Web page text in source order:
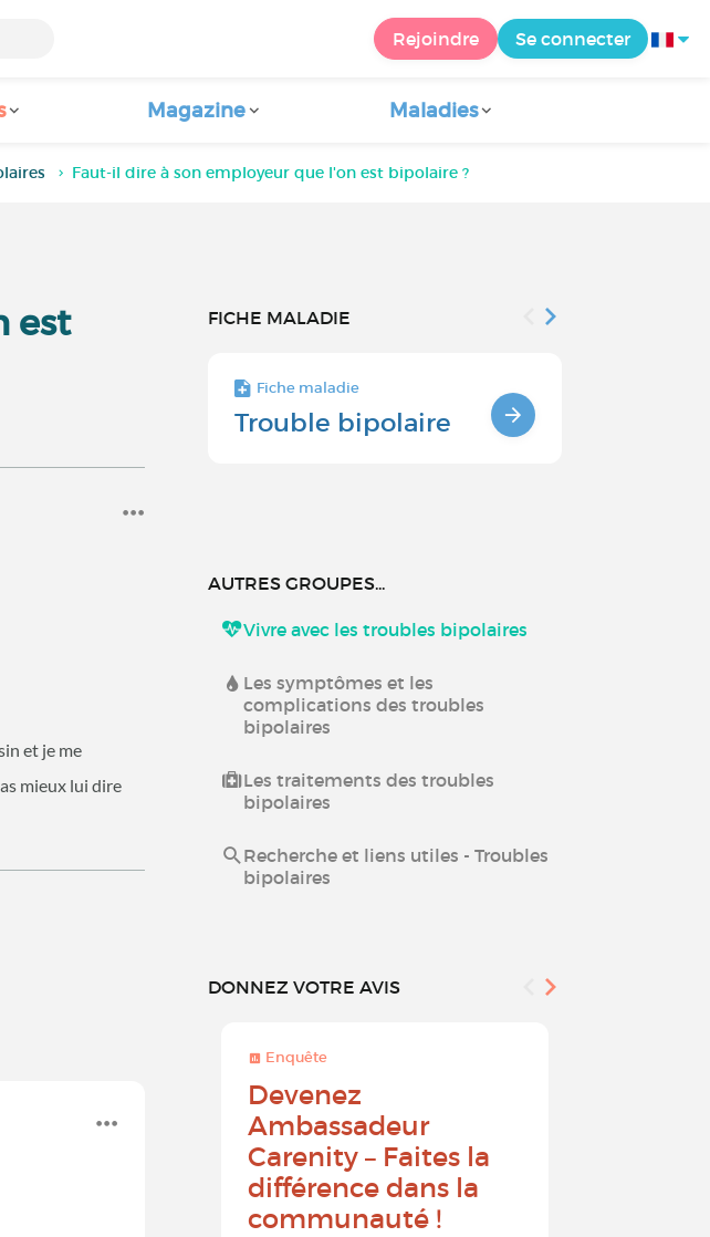
Rejoindre Se connecter
Magazine Maladies
Faut-il dire à son employeur que l'on est bipolaire ?
est
et je me
mieux lui dire
FICHE MALADIE
Fiche maladie
Trouble bipolaire
AUTRES GROUPES...
Vivre avec les troubles bipolaires
Les symptômes et les
complications des troubles
bipolaires
Les traitements des troubles
bipolaires
Recherche et liens utiles - Troubles
bipolaires
DONNEZ VOTRE AVIS
Enquête
Devenez
Ambassadeur
Carenity – Faites la
différence dans la
communauté !